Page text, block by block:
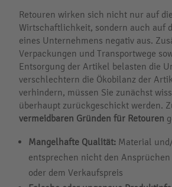
Retouren wirken sich nicht nur auf die
Wirtschaftlichkeit, sondern auch auf
eines Unternehmens negativ aus.
Verpackungen und Transportwege
Entsorgung der Artikel belasten die
verschlechtern die Ökobilanz der
verhindern, müssen Sie zunächst
überhaupt zurückgeschickt werden.
vermeidbaren Gründen für Retouren
Mangelhafte Qualität: Material
entsprechen nicht den
oder dem Verkaufspreis